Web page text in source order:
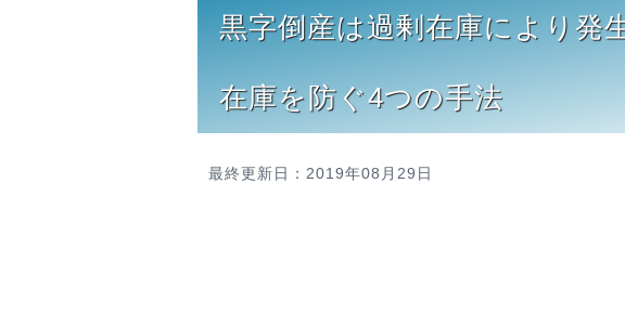
黒字倒産は過剰在庫により発
在庫を防ぐ4つの手法
最終更新日：2019年08月29日